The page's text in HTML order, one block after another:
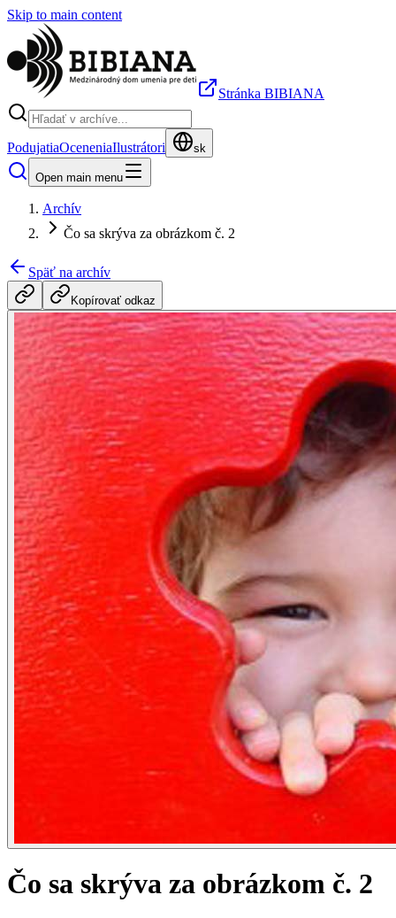
Skip to main content
Stránka BIBIANA
PodujatiaOceneniaIlustrátori sk
Open main menu
Archív
Čo sa skrýva za obrázkom č. 2
Späť na archív
Kopírovať odkaz
Čo sa skrýva za obrázkom č. 2